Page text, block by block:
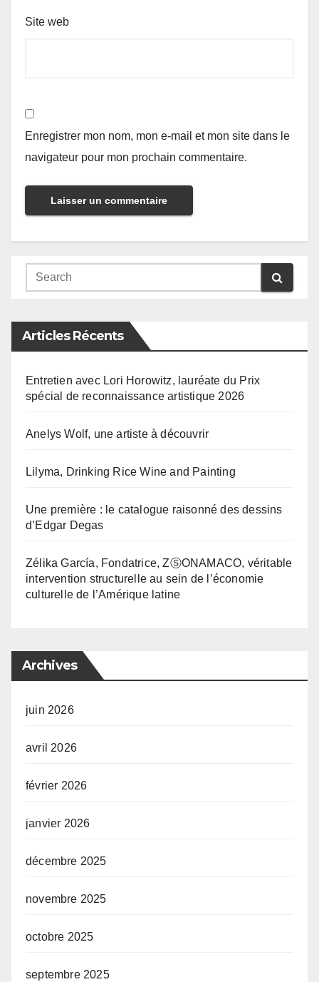
Site web
Enregistrer mon nom, mon e-mail et mon site dans le
navigateur pour mon prochain commentaire.
Articles Récents
Entretien avec Lori Horowitz, lauréate du Prix
spécial de reconnaissance artistique 2026
Anelys Wolf, une artiste à découvrir
Lilyma, Drinking Rice Wine and Painting
Une première : le catalogue raisonné des dessins
d’Edgar Degas
Zélika García, Fondatrice, ZⓈONAMACO, véritable
intervention structurelle au sein de l’économie
culturelle de l’Amérique latine
Archives
juin 2026
avril 2026
février 2026
janvier 2026
décembre 2025
novembre 2025
octobre 2025
septembre 2025